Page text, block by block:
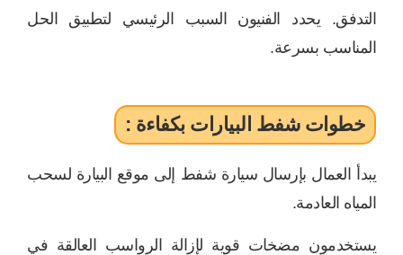
التدفق. يحدد الفنيون السبب الرئيسي لتطبيق الحل
المناسب بسرعة.
خطوات شفط البيارات بكفاءة :
يبدأ العمال بإرسال سيارة شفط إلى موقع البيارة لسحب
المياه العادمة.
يستخدمون مضخات قوية لإزالة الرواسب العالقة في